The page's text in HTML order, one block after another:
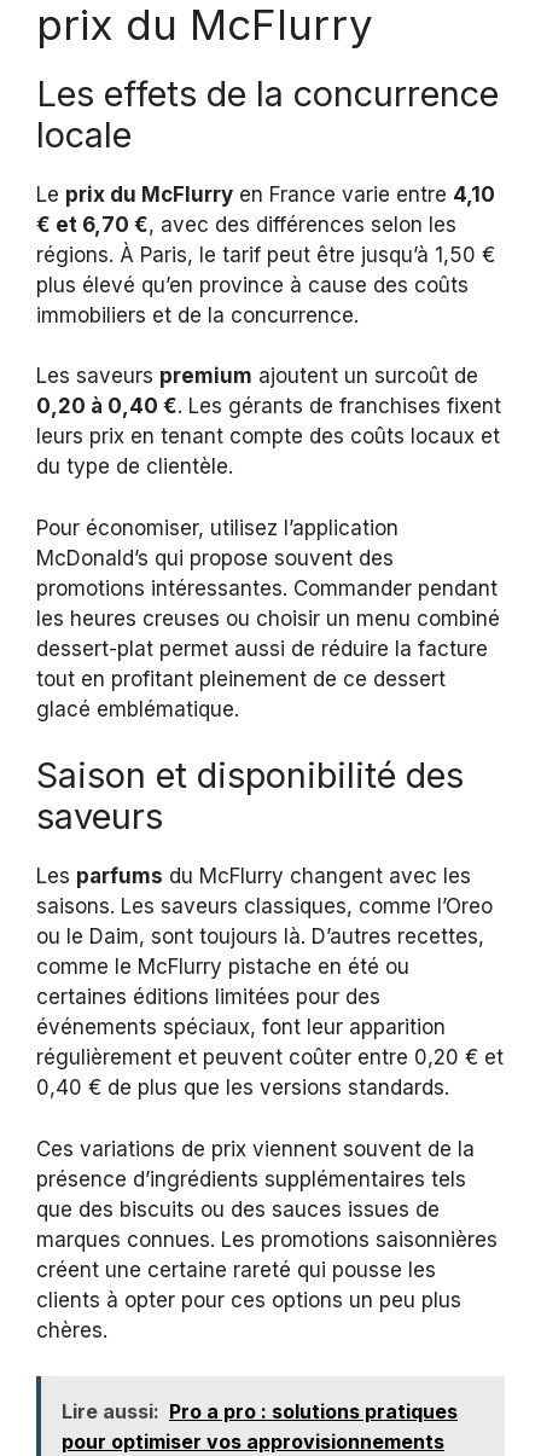
prix du McFlurry
Les effets de la concurrence
locale
Le prix du McFlurry en France varie entre 4,10
€ et 6,70 €, avec des différences selon les
régions. À Paris, le tarif peut être jusqu’à 1,50 €
plus élevé qu’en province à cause des coûts
immobiliers et de la concurrence.
Les saveurs premium ajoutent un surcoût de
0,20 à 0,40 €. Les gérants de franchises fixent
leurs prix en tenant compte des coûts locaux et
du type de clientèle.
Pour économiser, utilisez l’application
McDonald’s qui propose souvent des
promotions intéressantes. Commander pendant
les heures creuses ou choisir un menu combiné
dessert-plat permet aussi de réduire la facture
tout en profitant pleinement de ce dessert
glacé emblématique.
Saison et disponibilité des
saveurs
Les parfums du McFlurry changent avec les
saisons. Les saveurs classiques, comme l’Oreo
ou le Daim, sont toujours là. D’autres recettes,
comme le McFlurry pistache en été ou
certaines éditions limitées pour des
événements spéciaux, font leur apparition
régulièrement et peuvent coûter entre 0,20 € et
0,40 € de plus que les versions standards.
Ces variations de prix viennent souvent de la
présence d’ingrédients supplémentaires tels
que des biscuits ou des sauces issues de
marques connues. Les promotions saisonnières
créent une certaine rareté qui pousse les
clients à opter pour ces options un peu plus
chères.
Lire aussi: Pro a pro : solutions pratiques
pour optimiser vos approvisionnements